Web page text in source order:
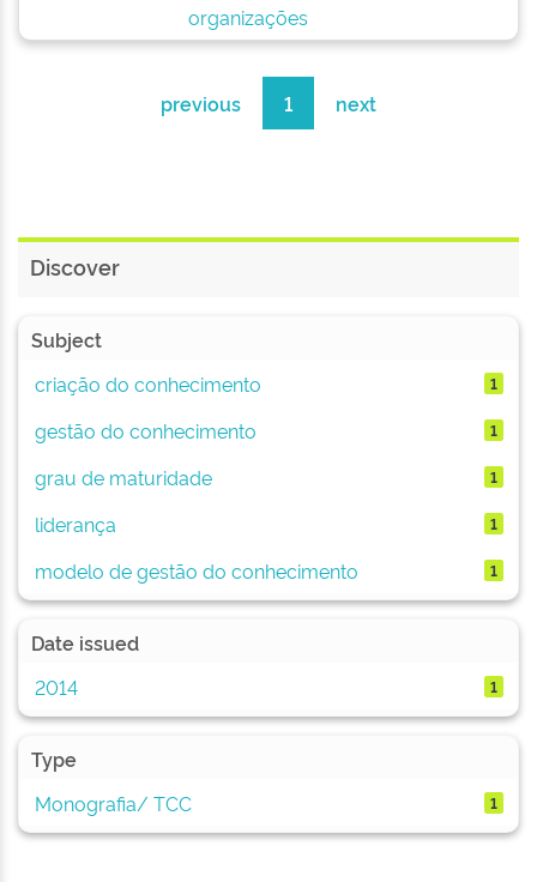
organizações
previous 1 next
Discover
Subject
criação do conhecimento
1
gestão do conhecimento 1
grau de maturidade 1
liderança 1
modelo de gestão do conhecimento 1
Date issued
2014
1
Type
Monografia/ TCC
1